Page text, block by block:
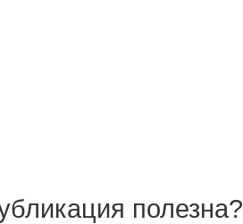
полезна?